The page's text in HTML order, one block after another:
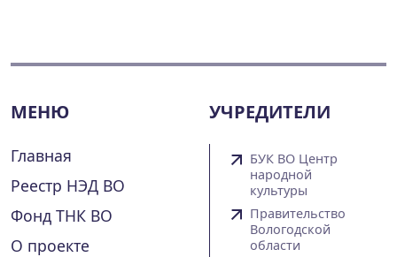
МЕНЮ
Главная
Реестр НЭД ВО
Фонд ТНК ВО
О проекте
УЧРЕДИТЕЛИ
БУК ВО Центр
народной
культуры
Правительство
Вологодской
области